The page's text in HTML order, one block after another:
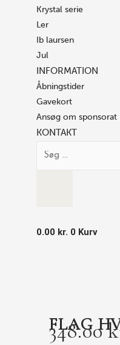
Krystal serie
Ler
Ib laursen
Jul
INFORMATION
Åbningstider
Gavekort
Ansøg om sponsorat
KONTAKT
0.00 kr. 0 Kurv
FLAG
348.00